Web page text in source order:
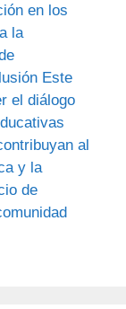
en los
la
Este
el diálogo
al
y la
de